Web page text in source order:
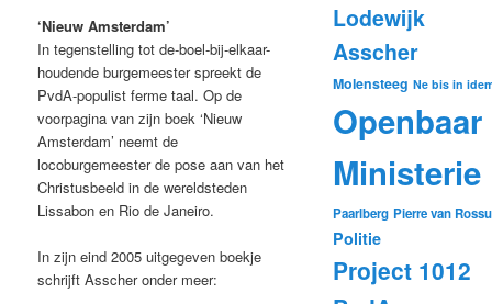
‘Nieuw Amsterdam’
In tegenstelling tot de-boel-bij-elkaar-
houdende burgemeester spreekt de
PvdA-populist ferme taal. Op de
voorpagina van zijn boek ‘Nieuw
Amsterdam’ neemt de
locoburgemeester de pose aan van het
Christusbeeld in de wereldsteden
Lissabon en Rio de Janeiro.
In zijn eind 2005 uitgegeven boekje
schrijft Asscher onder meer:
Lodewijk
Asscher
Molensteeg Ne bis in
Openbaar
Ministerie
Paarlberg Pierre van
Politie
Project 1012